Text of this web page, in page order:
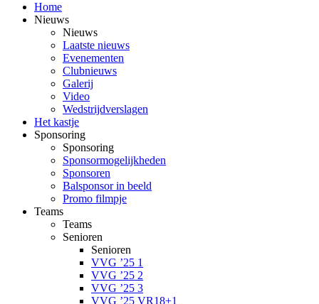
Home
Nieuws
Nieuws
Laatste nieuws
Evenementen
Clubnieuws
Galerij
Video
Wedstrijdverslagen
Het kastje
Sponsoring
Sponsoring
Sponsormogelijkheden
Sponsoren
Balsponsor in beeld
Promo filmpje
Teams
Teams
Senioren
Senioren
VVG ’25 1
VVG ’25 2
VVG ’25 3
VVG ’25 VR18+1